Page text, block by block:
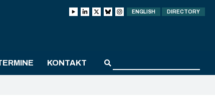
ENGLISH DIRECTORY
KONTAKT